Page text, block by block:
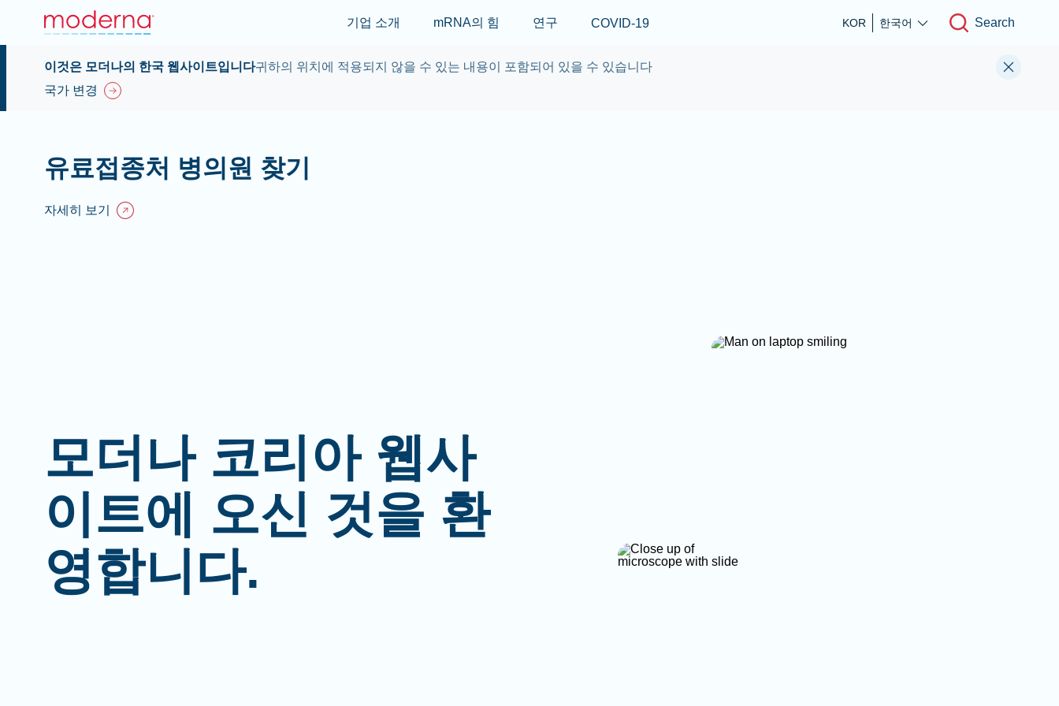
Skip to main content
기업 소개 mRNA의 힘 연구 COVID-19 KOR 한국어 Search
이것은 모더나의 한국 웹사이트입니다귀하의 위치에 적용되지 않을 수 있는 내용이 포함되어 있을 수 있습니다
국가 변경
유료접종처 병의원 찾기
자세히 보기
모더나 코리아 웹사
이트에 오신 것을 환
영합니다.